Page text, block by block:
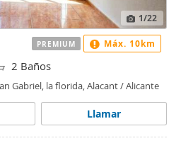
1/22
2 Baños
Gabriel, la florida, Alacant / Alicante
Llamar
PREMIUM Máx. 10km